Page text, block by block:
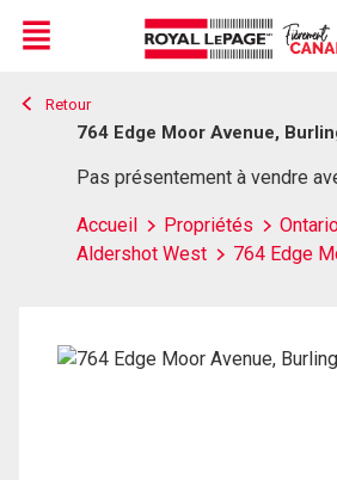
Live
En Direct
Menu
Retour
764 Edge Moor Avenue,
Pas présentement à vendre
Accueil Propriétés
Aldershot West
764 Edge